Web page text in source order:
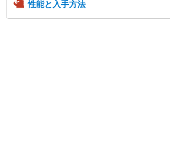
性能と入手方法